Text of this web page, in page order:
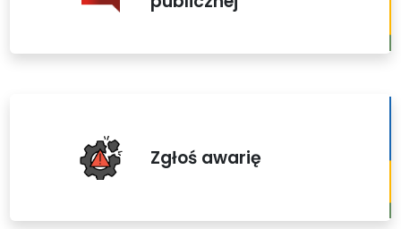
Zgłoś awarię